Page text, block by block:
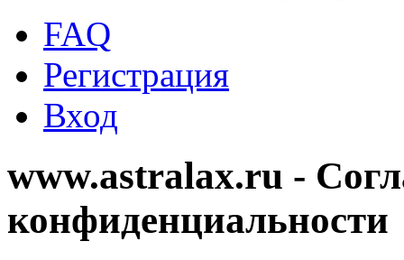
FAQ
Регистрация
Вход
www.astralax.ru -
конфиденциальности